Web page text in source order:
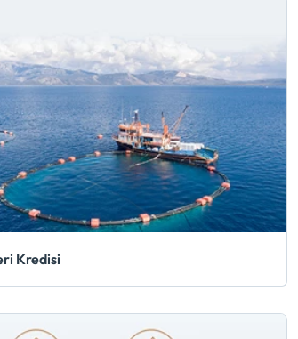
Kredisi